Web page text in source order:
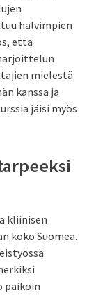
halvimpien
että
mielestä
kanssa ja
jäisi myös
kliinisen
koko Suomea.
paikoin